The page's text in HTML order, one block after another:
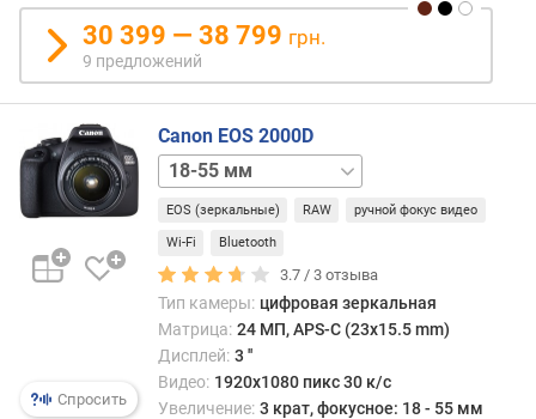
то,
о
т
д
о
о
г
и
к
д
ы
30 399 — 38 799 грн.
9 предложений
Спросить
Canon EOS 2000D
18-
55
75-
300
EOS (зеркальные) RAW ручной фокус видео
Wi-Fi Bluetooth
3.7 /3 отзыва
Тип камеры: цифровая зеркальная
Матрица: 24 МП, APS-C (23x15.5 mm)
Дисплей: 3 ''
Видео: 1920x1080 пикс 30 к/с
Увеличение: 3 крат, фокусное: 18 - 55 мм